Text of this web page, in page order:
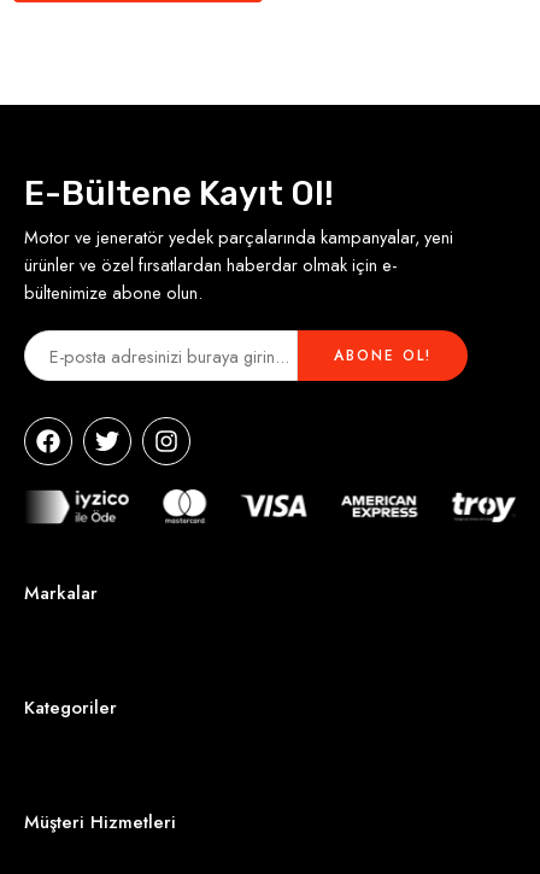
E-Bültene Kayıt Ol!
Motor ve jeneratör yedek parçalarında kampanyalar, yeni
ürünler ve özel fırsatlardan haberdar olmak için e-
bültenimize abone olun.
Markalar
Kategoriler
Müşteri Hizmetleri